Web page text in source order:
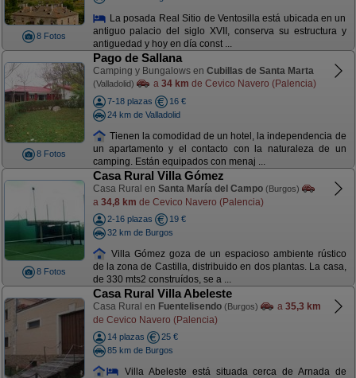
8 Fotos
La posada Real Sitio de Ventosilla está ubicada en un
antiguo palacio del siglo XVII, conserva su estructura y
antiguedad y hoy en día const ...
8 Fotos
Pago de Sallana
Camping y Bungalows en Cubillas de Santa Marta
(Valladolid) a 34 km de Cevico Navero (Palencia)
7-18 plazas
16 €
24 km de Valladolid
Tienen la comodidad de un hotel, la independencia de
un apartamento y el contacto con la naturaleza de un
camping. Están equipados con menaj ...
8 Fotos
Casa Rural Villa Gómez
Casa Rural en Santa María del Campo (Burgos)
a 34,8 km de Cevico Navero (Palencia)
2-16 plazas
19 €
32 km de Burgos
Villa Gómez goza de un espacioso ambiente rústico
de la zona de Castilla, distribuido en dos plantas. La casa,
de 330 mts2 construídos, se a ...
Casa Rural Villa Abeleste
Casa Rural en Fuentelisendo (Burgos) a 35,3 km
de Cevico Navero (Palencia)
14 plazas
25 €
85 km de Burgos
Villa Abeleste está situada cerca de Arnada de